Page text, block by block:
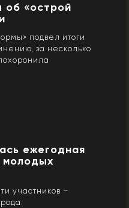
об «острой
подвел итоги
за несколько
ежегодная
молодых
участников –